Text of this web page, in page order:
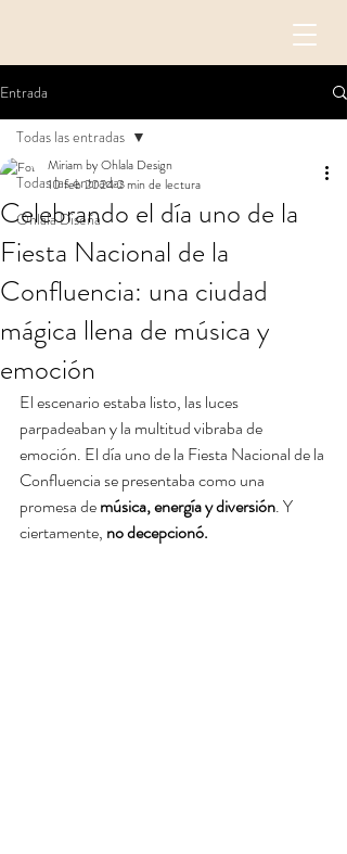
Entrada
Todas las entradas
Ohlala Diseña
Todas las entradas
Celebrando el día uno de la
Fiesta Nacional de la
Confluencia: una ciudad
mágica llena de música y
emoción
Miriam by Ohlala Design
10 feb 20242 min de lectura
El escenario estaba listo, las luces
parpadeaban y la multitud vibraba de
emoción. El día uno de la Fiesta Nacional de la
Confluencia se presentaba como una
promesa de música, energía y diversión. Y
ciertamente, no decepcionó.